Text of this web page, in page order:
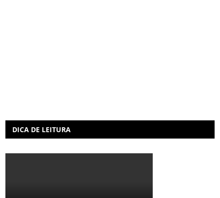
DICA DE LEITURA